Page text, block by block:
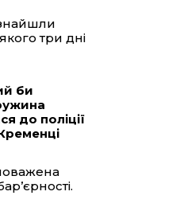
три дні
би
до поліції